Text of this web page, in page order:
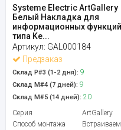
Systeme Electric ArtGallery
Белый Накладка для
информационных функций
типа Ke...
Артикул: GAL000184
Предзаказ
Склад Р#3 (1-2 дня): 9
Склад М#4 (7 дней): 9
Склад М#5 (14 дней): 20
Серия
ArtGallery
Способ монтажа